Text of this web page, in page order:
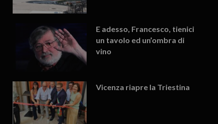
E adesso, Francesco, tienici
un tavolo ed un’ombra di
vino
Vicenza riapre la Triestina